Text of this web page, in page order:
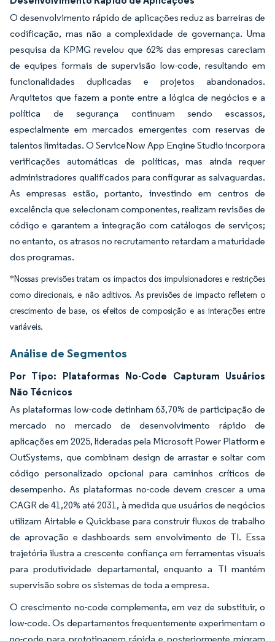
O desenvolvimento rápido de aplicações reduz as barreiras de
codificação, mas não a complexidade de governança. Uma
pesquisa da KPMG revelou que 62% das empresas careciam
de equipes formais de supervisão low-code, resultando em
funcionalidades duplicadas e projetos abandonados.
Arquitetos que fazem a ponte entre a lógica de negócios e a
política de segurança continuam sendo escassos,
especialmente em mercados emergentes com reservas de
talentos limitadas. O ServiceNow App Engine Studio incorpora
verificações automáticas de políticas, mas ainda requer
administradores qualificados para configurar as salvaguardas.
As empresas estão, portanto, investindo em centros de
excelência que selecionam componentes, realizam revisões de
código e garantem a integração com catálogos de serviços;
no entanto, os atrasos no recrutamento retardam a maturidade
dos programas.
*Nossas previsões tratam os impactos dos impulsionadores e restrições
como direcionais, e não aditivos. As previsões de impacto refletem o
crescimento de base, os efeitos de composição e as interações entre
variáveis.
Análise de Segmentos
Por Tipo: Plataformas No-Code Capturam Usuários
Não Técnicos
As plataformas low-code detinham 63,70% de participação de
mercado no mercado de desenvolvimento rápido de
aplicações em 2025, lideradas pela Microsoft Power Platform e
OutSystems, que combinam design de arrastar e soltar com
código personalizado opcional para caminhos críticos de
desempenho. As plataformas no-code devem crescer a uma
CAGR de 41,20% até 2031, à medida que usuários de negócios
utilizam Airtable e Quickbase para construir fluxos de trabalho
de aprovação e dashboards sem envolvimento de TI. Essa
trajetória ilustra a crescente confiança em ferramentas visuais
para produtividade departamental, enquanto a TI mantém
supervisão sobre os sistemas de toda a empresa.
O crescimento no-code complementa, em vez de substituir, o
low-code. Os departamentos frequentemente experimentam o